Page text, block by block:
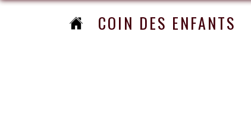
COIN DES ENFANTS